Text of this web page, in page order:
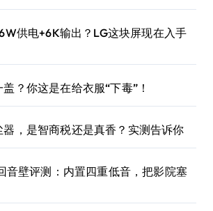
供电+6K输出？LG这块屏现在入手
？你这是在给衣服“下毒”！
器，是智商税还是真香？实测告诉你
音壁评测：内置四重低音，把影院塞